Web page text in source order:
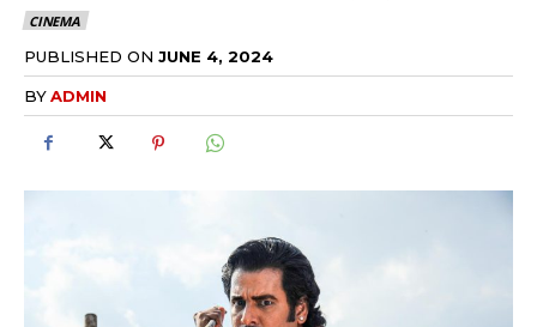
CINEMA
PUBLISHED ON JUNE 4, 2024
BYADMIN